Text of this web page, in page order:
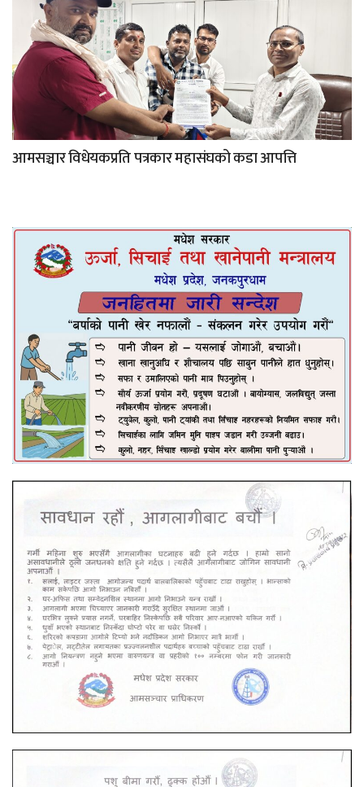
आमसञ्चार विधेयकप्रति पत्रकार महासंघको कडा आपत्ति